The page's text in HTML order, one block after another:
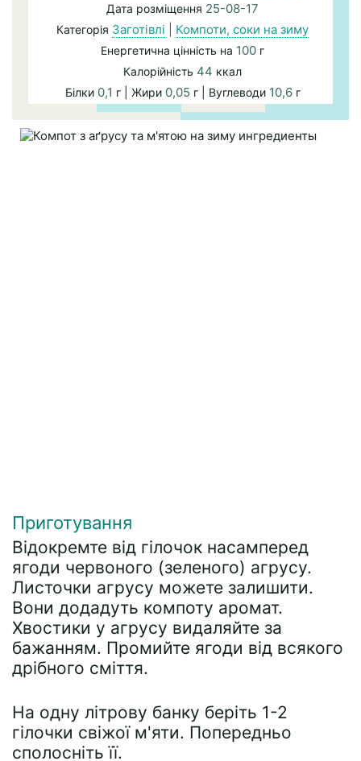
Дата розміщення 25-08-17
Категорія Заготівлі Компоти, соки на зиму
Енергетична цінність на 100 г
Калорійність 44 ккал
Білки 0,1 г | Жири 0,05 г | Вуглеводи 10,6г
Приготування
Відокремте від гілочок насамперед
ягоди червоного (зеленого) агрусу.
Листочки агрусу можете залишити.
Вони додадуть компоту аромат.
Хвостики у агрусу видаляйте за
бажанням. Промийте ягоди від всякого
дрібного сміття.
На одну літрову банку беріть 1-2
гілочки свіжої м'яти. Попередньо
сполосніть її.